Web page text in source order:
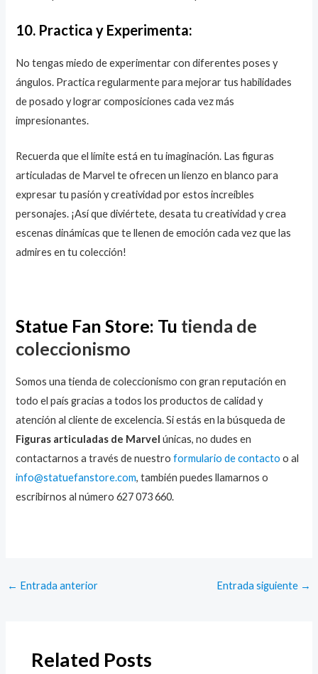
10. Practica y Experimenta:
No tengas miedo de experimentar con diferentes poses y
ángulos. Practica regularmente para mejorar tus habilidades
de posado y lograr composiciones cada vez más
impresionantes.
Recuerda que el límite está en tu imaginación. Las figuras
articuladas de Marvel te ofrecen un lienzo en blanco para
expresar tu pasión y creatividad por estos increíbles
personajes. ¡Así que diviértete, desata tu creatividad y crea
escenas dinámicas que te llenen de emoción cada vez que las
admires en tu colección!
Statue Fan Store: Tu tienda de
coleccionismo
Somos una tienda de coleccionismo con gran reputación en
todo el país gracias a todos los productos de calidad y
atención al cliente de excelencia. Si estás en la búsqueda de
Figuras articuladas de Marvel únicas, no dudes en
contactarnos a través de nuestroformulario de contacto o al
info@statuefanstore.com, también puedes llamarnos o
escribirnos al número 627 073 660.
← Entrada anterior Entrada siguiente →
Related Posts